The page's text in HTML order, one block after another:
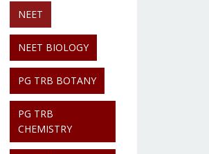
NEET
NEET BIOLOGY
PG TRB BOTANY
PG TRB
CHEMISTRY